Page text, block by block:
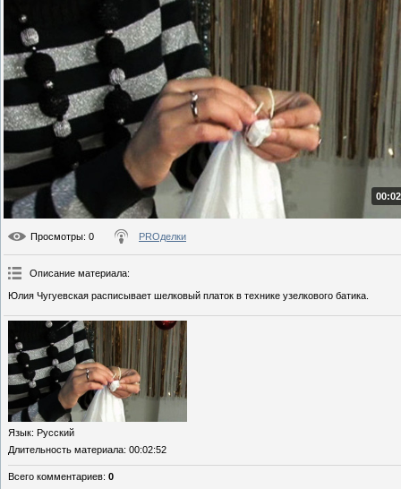
Просмотры: 0 PROделки
Описание материала:
Юлия Чугуевская расписывает шелковый платок в технике узелкового батика.
Язык: Русский
Длительность материала: 00:02:52
Всего комментариев: 0